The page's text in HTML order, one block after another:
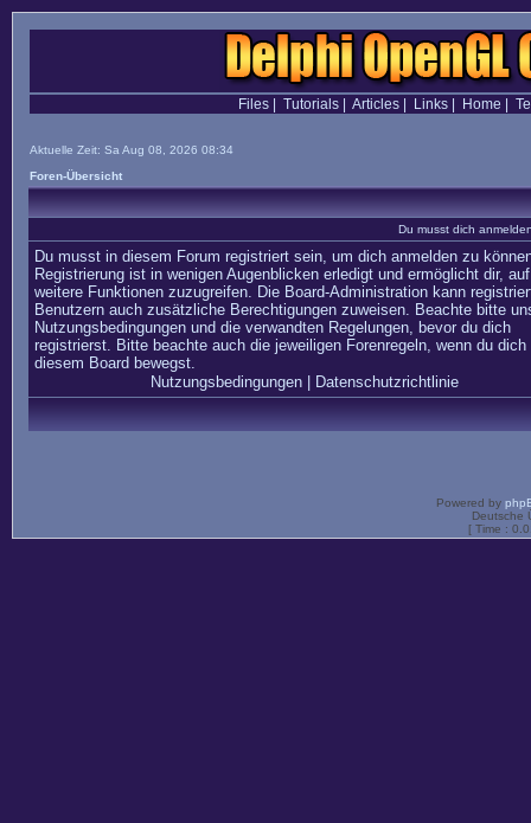
Files| Tutorials| Articles| Links| Home
Aktuelle Zeit: Sa Aug 08, 2026 08:34
Foren-Übersicht
Du musst dich
Du musst in diesem Forum registriert sein, um dich anmelden zu
Registrierung ist in wenigen Augenblicken erledigt und ermöglicht dir, auf
weitere Funktionen zuzugreifen. Die Board-Administration kann
Benutzern auch zusätzliche Berechtigungen zuweisen. Beachte bitte
Nutzungsbedingungen und die verwandten Regelungen, bevor du dich
registrierst. Bitte beachte auch die jeweiligen Forenregeln, wenn du dich
diesem Board bewegst.
Nutzungsbedingungen| Datenschutzrichtlinie
Powered by
Deutsche
[ Time :